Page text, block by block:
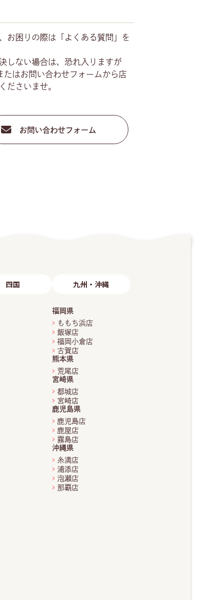
お困りの際は「よくある質問」を
しない場合は、恐れ入りますが
たはお問い合わせフォームから店
ださいませ。
お問い合わせフォーム
四国 九州・沖縄
福岡県
ももち浜店
飯塚店
福岡小倉店
古賀店
熊本県
荒尾店
宮崎県
都城店
宮崎店
鹿児島県
鹿児島店
鹿屋店
霧島店
沖縄県
糸満店
浦添店
泡瀬店
那覇店